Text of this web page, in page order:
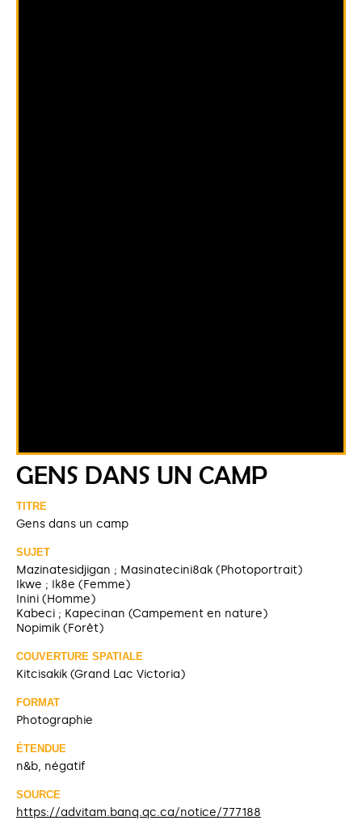
GENS DANS UN CAMP
TITRE
Gens dans un camp
SUJET
Mazinatesidjigan ; Masinatecini8ak (Photoportrait)
Ikwe ; Ik8e (Femme)
Inini (Homme)
Kabeci ; Kapecinan (Campement en nature)
Nopimik (Forêt)
COUVERTURE SPATIALE
Kitcisakik (Grand Lac Victoria)
FORMAT
Photographie
ÉTENDUE
n&b, négatif
SOURCE
https://advitam.banq.qc.ca/notice/777188